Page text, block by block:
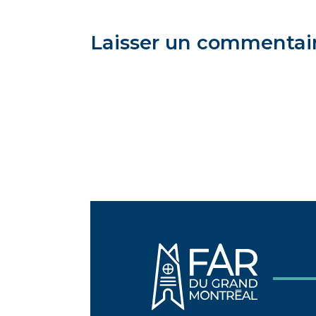
Laisser un